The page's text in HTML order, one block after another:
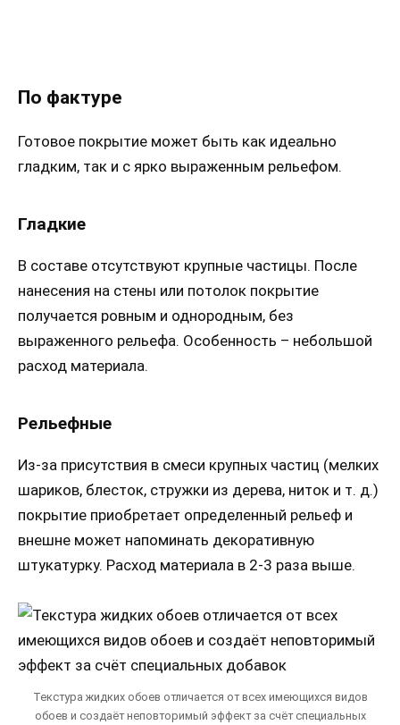
По фактуре
Готовое покрытие может быть как идеально
гладким, так и с ярко выраженным рельефом.
Гладкие
В составе отсутствуют крупные частицы. После
нанесения на стены или потолок покрытие
получается ровным и однородным, без
выраженного рельефа. Особенность – небольшой
расход материала.
Рельефные
Из-за присутствия в смеси крупных частиц (мелких
шариков, блесток, стружки из дерева, ниток и т. д.)
покрытие приобретает определенный рельеф и
внешне может напоминать декоративную
штукатурку. Расход материала в 2-3 раза выше.
Текстура жидких обоев отличается от всех имеющихся видов
обоев и создаёт неповторимый эффект за счёт специальных